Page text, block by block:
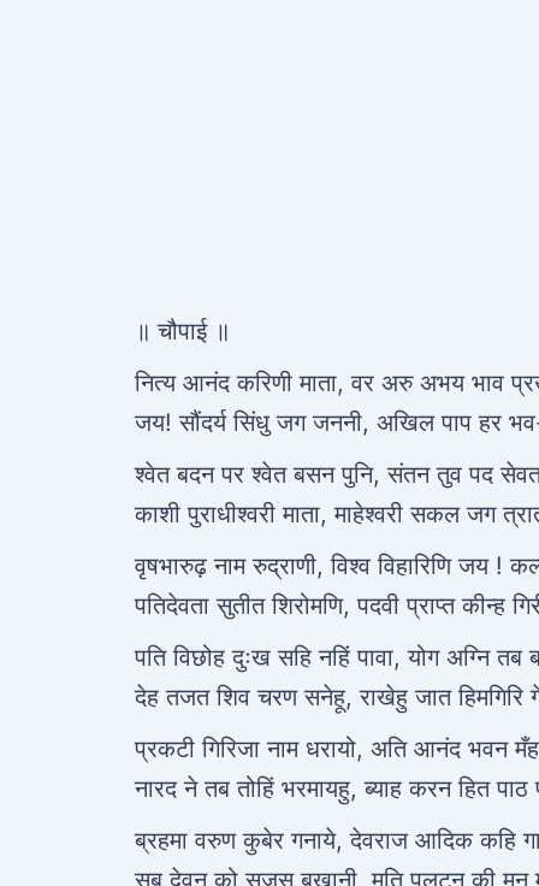
॥ चौपाई ॥
नित्य आनंद करिणी माता, वर अरु अभय भाव
जय! सौंदर्य सिंधु जग जननी, अखिल पाप हर
श्वेत बदन पर श्वेत बसन पुनि, संतन तुव पद
काशी पुराधीश्वरी माता, माहेश्वरी सकल जग
वृषभारुढ़ नाम रुद्राणी, विश्व विहारिणि जय !
पतिदेवता सुतीत शिरोमणि, पदवी प्राप्त कीन्ह
पति विछोह दुःख सहि नहिं पावा, योग अग्नि तब
देह तजत शिव चरण सनेहू, राखेहु जात हिमगिरि
प्रकटी गिरिजा नाम धरायो, अति आनंद भवन
नारद ने तब तोहिं भरमायहु, ब्याह करन हित पाठ
ब्रहमा वरुण कुबेर गनाये, देवराज आदिक कहि
सब देवन को सुजस बखानी, मति पलटन की मन